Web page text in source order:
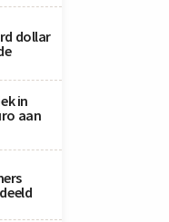
dollar
in
aan